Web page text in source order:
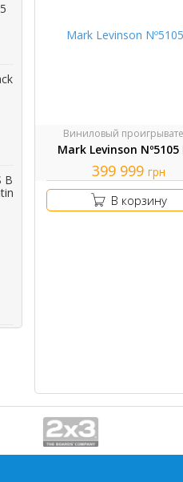
B
Виниловый
Mark Levinson Nº5105
399 999 грн
В корзину